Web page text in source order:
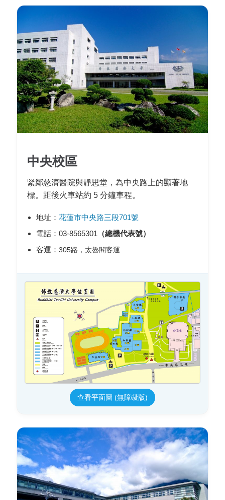
中央校區
緊鄰慈濟醫院與靜思堂，為中央路上的顯著地
標。距後火車站約 5 分鐘車程。
地址： 花蓮市中央路三段701號
電話：03-8565301 （總機代表號）
客運： 305路，太魯閣客運
查看平面圖 (無障礙版)